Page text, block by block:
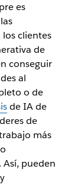
es
los clientes
de
conseguir
al
o de
de IA de
de
más
pueden